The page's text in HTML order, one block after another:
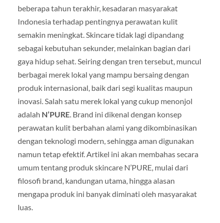
beberapa tahun terakhir, kesadaran masyarakat
Indonesia terhadap pentingnya perawatan kulit
semakin meningkat. Skincare tidak lagi dipandang
sebagai kebutuhan sekunder, melainkan bagian dari
gaya hidup sehat. Seiring dengan tren tersebut, muncul
berbagai merek lokal yang mampu bersaing dengan
produk internasional, baik dari segi kualitas maupun
inovasi. Salah satu merek lokal yang cukup menonjol
adalah N’PURE. Brand ini dikenal dengan konsep
perawatan kulit berbahan alami yang dikombinasikan
dengan teknologi modern, sehingga aman digunakan
namun tetap efektif. Artikel ini akan membahas secara
umum tentang produk skincare N’PURE, mulai dari
filosofi brand, kandungan utama, hingga alasan
mengapa produk ini banyak diminati oleh masyarakat
luas.